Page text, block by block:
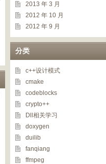
2013 年 3 月
2012 年 10 月
2012 年 9 月
分类
c++设计模式
cmake
codeblocks
crypto++
Dll相关学习
doxygen
duilib
fanqiang
ffmpeg